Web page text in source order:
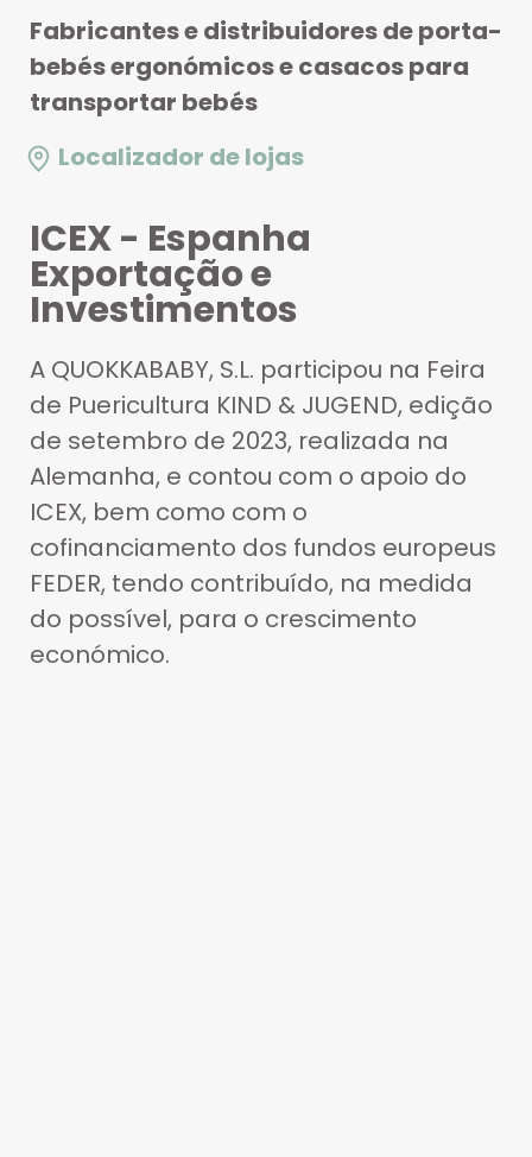
Fabricantes e distribuidores de porta-
bebés ergonómicos e casacos para
transportar bebés
Localizador de lojas
ICEX - Espanha
Exportação e
Investimentos
A QUOKKABABY, S.L. participou na Feira
de Puericultura KIND & JUGEND, edição
de setembro de 2023, realizada na
Alemanha, e contou com o apoio do
ICEX, bem como com o
cofinanciamento dos fundos europeus
FEDER, tendo contribuído, na medida
do possível, para o crescimento
económico.